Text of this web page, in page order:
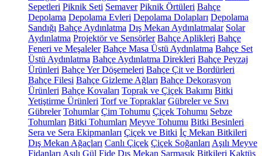
Sepetleri Piknik Seti Semaver Piknik Örtüleri Bahçe
Depolama Depolama Evleri Depolama Dolapları Depolama
Sandığı Bahçe Aydınlatma Dış Mekan Aydınlatmalar Solar
Aydınlatma Projektör ve Sensörler Bahçe Aplikleri Bahçe
Feneri ve Meşaleler Bahçe Masa Üstü Aydınlatma Bahçe Set
Üstü Aydınlatma Bahçe Aydınlatma Direkleri Bahçe Peyzaj
Ürünleri Bahçe Yer Döşemeleri Bahçe Çit ve Bordürleri
Bahçe Filesi Bahçe Gizleme Ağları Bahçe Dekorasyon
Ürünleri Bahçe Kovaları Toprak ve Çiçek Bakımı Bitki
Yetiştirme Ürünleri Torf ve Topraklar Gübreler ve Sıvı
Gübreler Tohumlar Çim Tohumu Çiçek Tohumu Sebze
Tohumları Bitki Tohumları Meyve Tohumu Bitki Besinleri
Sera ve Sera Ekipmanları Çiçek ve Bitki İç Mekan Bitkileri
Dış Mekan Ağaçları Canlı Çiçek Çiçek Soğanları Aşılı Meyve
Fidanları Aşılı Gül Fide Dış Mekan Sarmaşık Bitkileri Kaktüs